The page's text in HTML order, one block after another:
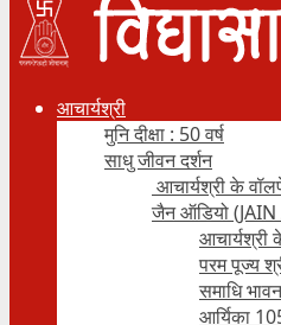
आचार्यश्री
मुनि दीक्षा : 50 वर्ष
साधु जीवन दर्शन
आचार्यश्री के
जैन ऑडियो
आचार्यश्री
परम पूज्य
समाधि
आर्यिका